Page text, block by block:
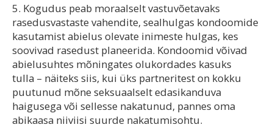
5. Kogudus peab moraalselt vastuvõetavaks
rasedusvastaste vahendite, sealhulgas kondoomide
kasutamist abielus olevate inimeste hulgas, kes
soovivad rasedust planeerida. Kondoomid võivad
abielusuhtes mõningates olukordades kasuks
tulla – näiteks siis, kui üks partneritest on kokku
puutunud mõne seksuaalselt edasikanduva
haigusega või sellesse nakatunud, pannes oma
abikaasa niiviisi suurde nakatumisohtu.